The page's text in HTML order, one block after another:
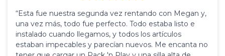
“Esta fue nuestra segunda vez rentando con Megan y,
una vez más, todo fue perfecto. Todo estaba listo e
instalado cuando llegamos, y todos los artículos
estaban impecables y parecían nuevos. Me encanta no